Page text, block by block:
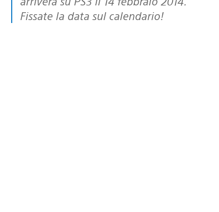
Fissate la data sul calendario!